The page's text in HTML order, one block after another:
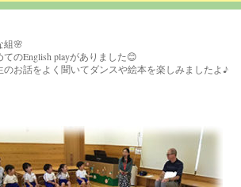
組🌸
てのEnglish playがありました😊
のお話をよく聞いてダンスや絵本を楽しみましたよ♪